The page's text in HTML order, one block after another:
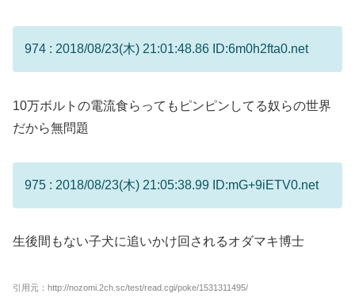
974 : 2018/08/23(木) 21:01:48.86 ID:6m0h2fta0.net
10万ボルトの電流食らってもピンピンしてる奴らの世界
だから無問題
975 : 2018/08/23(木) 21:05:38.99 ID:mG+9iETV0.net
生後間もない子犬に追いかけ回されるオダマキ博士
引用元：http://nozomi.2ch.sc/test/read.cgi/poke/1531311495/